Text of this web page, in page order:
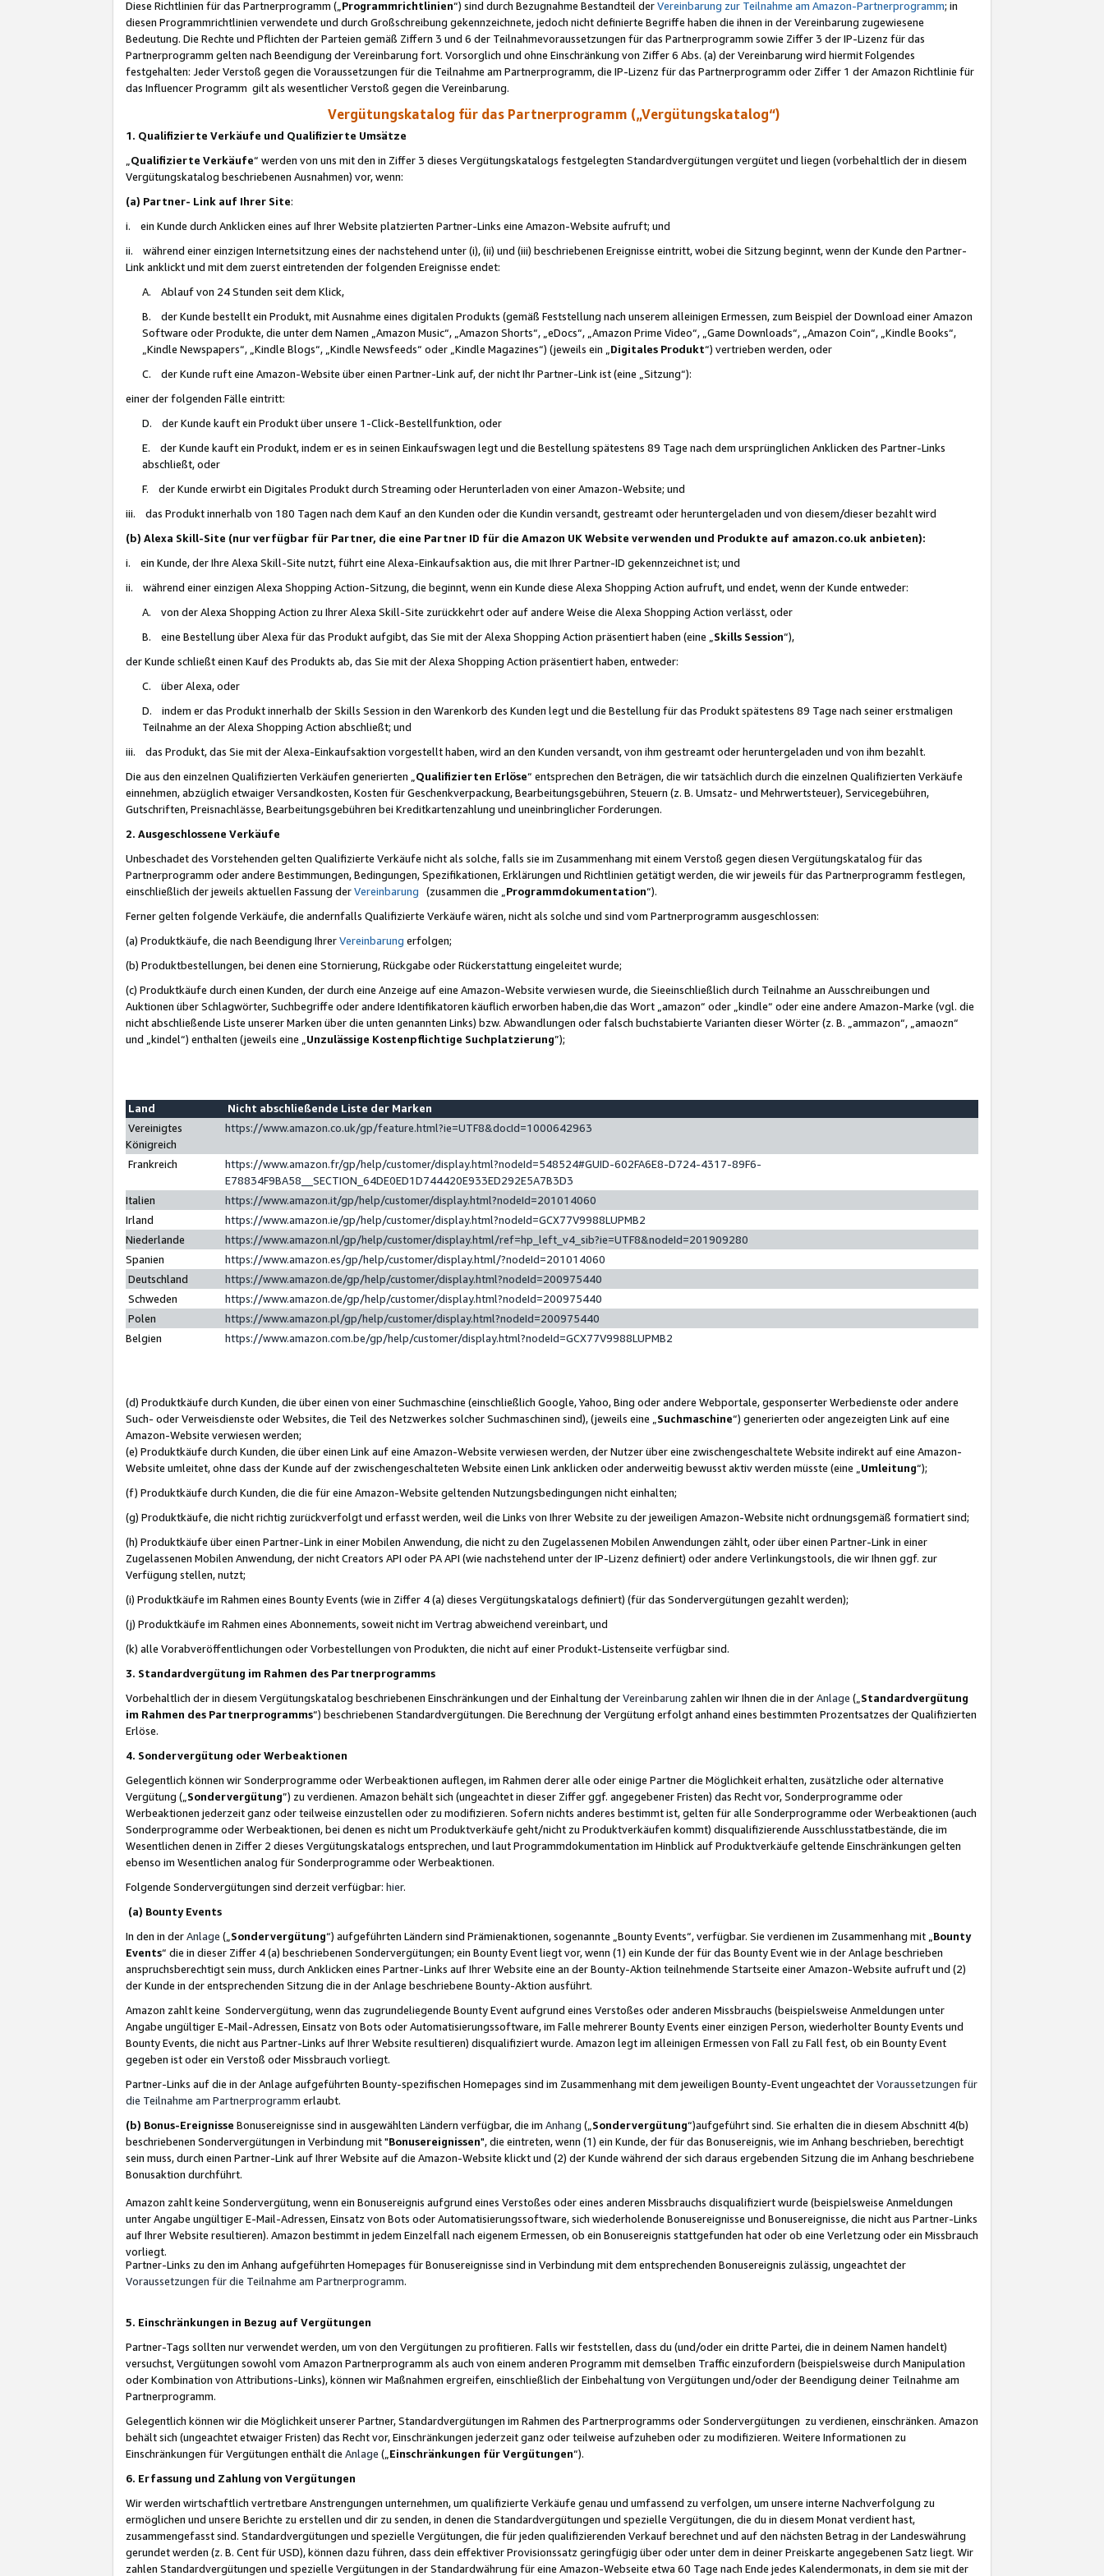
Diese Richtlinien für das Partnerprogramm („Programmrichtlinien“) sind durch Bezugnahme Bestandteil derVereinbarung zur Teilnahme am Amazon-Partnerprogramm; in
diesen Programmrichtlinien verwendete und durch Großschreibung gekennzeichnete, jedoch nicht definierte Begriffe haben die ihnen in der Vereinbarung zugewiesene
Bedeutung. Die Rechte und Pflichten der Parteien gemäß Ziffern 3 und 6 der Teilnahmevoraussetzungen für das Partnerprogramm sowie Ziffer 3 der IP-Lizenz für das
Partnerprogramm gelten nach Beendigung der Vereinbarung fort. Vorsorglich und ohne Einschränkung von Ziffer 6 Abs. (a) der Vereinbarung wird hiermit Folgendes
festgehalten: Jeder Verstoß gegen die Voraussetzungen für die Teilnahme am Partnerprogramm, die IP-Lizenz für das Partnerprogramm oder Ziffer 1 der Amazon Richtlinie für
das Influencer Programm gilt als wesentlicher Verstoß gegen die Vereinbarung.
Vergütungskatalog für das Partnerprogramm („Vergütungskatalog“)
1. Qualifizierte Verkäufe und Qualifizierte Umsätze
Qualifizierte Verkäufe“ werden von uns mit den in Ziffer 3 dieses Vergütungskatalogs festgelegten Standardvergütungen vergütet und liegen (vorbehaltlich der in diesem
Vergütungskatalog beschriebenen Ausnahmen) vor, wenn:
(a) Partner- Link auf Ihrer Site:
i. ein Kunde durch Anklicken eines auf Ihrer Website platzierten Partner-Links eine Amazon-Website aufruft; und
ii. während einer einzigen Internetsitzung eines der nachstehend unter (i), (ii) und (iii) beschriebenen Ereignisse eintritt, wobei die Sitzung beginnt, wenn der Kunde den Partner-
Link anklickt und mit dem zuerst eintretenden der folgenden Ereignisse endet:
A. Ablauf von 24 Stunden seit dem Klick,
B. der Kunde bestellt ein Produkt, mit Ausnahme eines digitalen Produkts (gemäß Feststellung nach unserem alleinigen Ermessen, zum Beispiel der Download einer Amazon
Software oder Produkte, die unter dem Namen „Amazon Music“, „Amazon Shorts“, „eDocs“, „Amazon Prime Video“, „Game Downloads“, „Amazon Coin“, „Kindle Books“,
„Kindle Newspapers“, „Kindle Blogs“, „Kindle Newsfeeds“ oder „Kindle Magazines“) (jeweils ein „ Digitales Produkt“) vertrieben werden, oder
C. der Kunde ruft eine Amazon-Website über einen Partner-Link auf, der nicht Ihr Partner-Link ist (eine „Sitzung“):
einer der folgenden Fälle eintritt:
D. der Kunde kauft ein Produkt über unsere 1-Click-Bestellfunktion, oder
E. der Kunde kauft ein Produkt, indem er es in seinen Einkaufswagen legt und die Bestellung spätestens 89 Tage nach dem ursprünglichen Anklicken des Partner-Links
abschließt, oder
F. der Kunde erwirbt ein Digitales Produkt durch Streaming oder Herunterladen von einer Amazon-Website; und
iii. das Produkt innerhalb von 180 Tagen nach dem Kauf an den Kunden oder die Kundin versandt, gestreamt oder heruntergeladen und von diesem/dieser bezahlt wird
(b) Alexa Skill-Site (nur verfügbar für Partner, die eine Partner ID für die Amazon UK Website verwenden und Produkte auf amazon.co.uk anbieten):
i. ein Kunde, der Ihre Alexa Skill-Site nutzt, führt eine Alexa-Einkaufsaktion aus, die mit Ihrer Partner-ID gekennzeichnet ist; und
ii. während einer einzigen Alexa Shopping Action-Sitzung, die beginnt, wenn ein Kunde diese Alexa Shopping Action aufruft, und endet, wenn der Kunde entweder:
A. von der Alexa Shopping Action zu Ihrer Alexa Skill-Site zurückkehrt oder auf andere Weise die Alexa Shopping Action verlässt, oder
B. eine Bestellung über Alexa für das Produkt aufgibt, das Sie mit der Alexa Shopping Action präsentiert haben (eine „ Skills Session“),
der Kunde schließt einen Kauf des Produkts ab, das Sie mit der Alexa Shopping Action präsentiert haben, entweder:
C. über Alexa, oder
D. indem er das Produkt innerhalb der Skills Session in den Warenkorb des Kunden legt und die Bestellung für das Produkt spätestens 89 Tage nach seiner erstmaligen
Teilnahme an der Alexa Shopping Action abschließt; und
iii. das Produkt, das Sie mit der Alexa-Einkaufsaktion vorgestellt haben, wird an den Kunden versandt, von ihm gestreamt oder heruntergeladen und von ihm bezahlt.
Die aus den einzelnen Qualifizierten Verkäufen generierten „ Qualifizierten Erlöse“ entsprechen den Beträgen, die wir tatsächlich durch die einzelnen Qualifizierten Verkäufe
einnehmen, abzüglich etwaiger Versandkosten, Kosten für Geschenkverpackung, Bearbeitungsgebühren, Steuern (z. B. Umsatz- und Mehrwertsteuer), Servicegebühren,
Gutschriften, Preisnachlässe, Bearbeitungsgebühren bei Kreditkartenzahlung und uneinbringlicher Forderungen.
2. Ausgeschlossene Verkäufe
Unbeschadet des Vorstehenden gelten Qualifizierte Verkäufe nicht als solche, falls sie im Zusammenhang mit einem Verstoß gegen diesen Vergütungskatalog für das
Partnerprogramm oder andere Bestimmungen, Bedingungen, Spezifikationen, Erklärungen und Richtlinien getätigt werden, die wir jeweils für das Partnerprogramm festlegen,
einschließlich der jeweils aktuellen Fassung derVereinbarung (zusammen die „ Programmdokumentation“).
Ferner gelten folgende Verkäufe, die andernfalls Qualifizierte Verkäufe wären, nicht als solche und sind vom Partnerprogramm ausgeschlossen:
(a) Produktkäufe, die nach Beendigung IhrerVereinbarung erfolgen;
(b) Produktbestellungen, bei denen eine Stornierung, Rückgabe oder Rückerstattung eingeleitet wurde;
(c) Produktkäufe durch einen Kunden, der durch eine Anzeige auf eine Amazon-Website verwiesen wurde, die Sieeinschließlich durch Teilnahme an Ausschreibungen und
Auktionen über Schlagwörter, Suchbegriffe oder andere Identifikatoren käuflich erworben haben,die das Wort „amazon“ oder „kindle“ oder eine andere Amazon-Marke (vgl. die
nicht abschließende Liste unserer Marken über die unten genannten Links) bzw. Abwandlungen oder falsch buchstabierte Varianten dieser Wörter (z. B. „ammazon“, „amaozn“
und „kindel“) enthalten (jeweils eine „ Unzulässige Kostenpflichtige Suchplatzierung”);
Land
Nicht abschließende Liste der Marken
Vereinigtes
Königreich
https://www.amazon.co.uk/gp/feature.html?ie=UTF8&docId=1000642963
Frankreich
https://www.amazon.fr/gp/help/customer/display.html?nodeId=548524#GUID-602FA6E8-D724-4317-89F6-
E78834F9BA58__SECTION_64DE0ED1D744420E933ED292E5A7B3D3
Italien
https://www.amazon.it/gp/help/customer/display.html?nodeId=201014060
Irland
https://www.amazon.ie/gp/help/customer/display.html?nodeId=GCX77V9988LUPMB2
Niederlande
https://www.amazon.nl/gp/help/customer/display.html/ref=hp_left_v4_sib?ie=UTF8&nodeId=201909280
Spanien
https://www.amazon.es/gp/help/customer/display.html/?nodeId=201014060
Deutschland
https://www.amazon.de/gp/help/customer/display.html?nodeId=200975440
Schweden
https://www.amazon.de/gp/help/customer/display.html?nodeId=200975440
Polen
https://www.amazon.pl/gp/help/customer/display.html?nodeId=200975440
Belgien
https://www.amazon.com.be/gp/help/customer/display.html?nodeId=GCX77V9988LUPMB2
(d) Produktkäufe durch Kunden, die über einen von einer Suchmaschine (einschließlich Google, Yahoo, Bing oder andere Webportale, gesponserter Werbedienste oder andere
Such- oder Verweisdienste oder Websites, die Teil des Netzwerkes solcher Suchmaschinen sind), (jeweils eine „ Suchmaschine“) generierten oder angezeigten Link auf eine
Amazon-Website verwiesen werden;
(e) Produktkäufe durch Kunden, die über einen Link auf eine Amazon-Website verwiesen werden, der Nutzer über eine zwischengeschaltete Website indirekt auf eine Amazon-
Website umleitet, ohne dass der Kunde auf der zwischengeschalteten Website einen Link anklicken oder anderweitig bewusst aktiv werden müsste (eine „ Umleitung“);
(f) Produktkäufe durch Kunden, die die für eine Amazon-Website geltenden Nutzungsbedingungen nicht einhalten;
(g) Produktkäufe, die nicht richtig zurückverfolgt und erfasst werden, weil die Links von Ihrer Website zu der jeweiligen Amazon-Website nicht ordnungsgemäß formatiert sind;
(h) Produktkäufe über einen Partner-Link in einer Mobilen Anwendung, die nicht zu den Zugelassenen Mobilen Anwendungen zählt, oder über einen Partner-Link in einer
Zugelassenen Mobilen Anwendung, der nicht Creators API oder PA API (wie nachstehend unter der IP-Lizenz definiert) oder andere Verlinkungstools, die wir Ihnen ggf. zur
Verfügung stellen, nutzt;
(i) Produktkäufe im Rahmen eines Bounty Events (wie in Ziffer 4 (a) dieses Vergütungskatalogs definiert) (für das Sondervergütungen gezahlt werden);
(j) Produktkäufe im Rahmen eines Abonnements, soweit nicht im Vertrag abweichend vereinbart, und
(k) alle Vorabveröffentlichungen oder Vorbestellungen von Produkten, die nicht auf einer Produkt-Listenseite verfügbar sind.
3. Standardvergütung im Rahmen des Partnerprogramms
Vorbehaltlich der in diesem Vergütungskatalog beschriebenen Einschränkungen und der Einhaltung derVereinbarung zahlen wir Ihnen die in derAnlage („ Standardvergütung
im Rahmen des Partnerprogramms“) beschriebenen Standardvergütungen. Die Berechnung der Vergütung erfolgt anhand eines bestimmten Prozentsatzes der Qualifizierten
Erlöse.
4. Sondervergütung oder Werbeaktionen
Gelegentlich können wir Sonderprogramme oder Werbeaktionen auflegen, im Rahmen derer alle oder einige Partner die Möglichkeit erhalten, zusätzliche oder alternative
Vergütung („ Sondervergütung”) zu verdienen. Amazon behält sich (ungeachtet in dieser Ziffer ggf. angegebener Fristen) das Recht vor, Sonderprogramme oder
Werbeaktionen jederzeit ganz oder teilweise einzustellen oder zu modifizieren. Sofern nichts anderes bestimmt ist, gelten für alle Sonderprogramme oder Werbeaktionen (auch
Sonderprogramme oder Werbeaktionen, bei denen es nicht um Produktverkäufe geht/nicht zu Produktverkäufen kommt) disqualifizierende Ausschlusstatbestände, die im
Wesentlichen denen in Ziffer 2 dieses Vergütungskatalogs entsprechen, und laut Programmdokumentation im Hinblick auf Produktverkäufe geltende Einschränkungen gelten
ebenso im Wesentlichen analog für Sonderprogramme oder Werbeaktionen.
Folgende Sondervergütungen sind derzeit verfügbar: hier.
(a) Bounty Events
In den in derAnlage („ Sondervergütung“) aufgeführten Ländern sind Prämienaktionen, sogenannte „Bounty Events“, verfügbar. Sie verdienen im Zusammenhang mit „ Bounty
Events“ die in dieser Ziffer 4 (a) beschriebenen Sondervergütungen; ein Bounty Event liegt vor, wenn (1) ein Kunde der für das Bounty Event wie in der Anlage beschrieben
anspruchsberechtigt sein muss, durch Anklicken eines Partner-Links auf Ihrer Website eine an der Bounty-Aktion teilnehmende Startseite einer Amazon-Website aufruft und (2)
der Kunde in der entsprechenden Sitzung die in der Anlage beschriebene Bounty-Aktion ausführt.
Amazon zahlt keine Sondervergütung, wenn das zugrundeliegende Bounty Event aufgrund eines Verstoßes oder anderen Missbrauchs (beispielsweise Anmeldungen unter
Angabe ungültiger E-Mail-Adressen, Einsatz von Bots oder Automatisierungssoftware, im Falle mehrerer Bounty Events einer einzigen Person, wiederholter Bounty Events und
Bounty Events, die nicht aus Partner-Links auf Ihrer Website resultieren) disqualifiziert wurde. Amazon legt im alleinigen Ermessen von Fall zu Fall fest, ob ein Bounty Event
gegeben ist oder ein Verstoß oder Missbrauch vorliegt.
Partner-Links auf die in der Anlage aufgeführten Bounty-spezifischen Homepages sind im Zusammenhang mit dem jeweiligen Bounty-Event ungeachtet derVoraussetzungen für
die Teilnahme am Partnerprogramm erlaubt.
(b) Bonus-Ereignisse Bonusereignisse sind in ausgewählten Ländern verfügbar, die im Anhang („ Sondervergütung“)aufgeführt sind. Sie erhalten die in diesem Abschnitt 4(b)
beschriebenen Sondervergütungen in Verbindung mit "Bonusereignissen", die eintreten, wenn (1) ein Kunde, der für das Bonusereignis, wie im Anhang beschrieben, berechtigt
sein muss, durch einen Partner-Link auf Ihrer Website auf die Amazon-Website klickt und (2) der Kunde während der sich daraus ergebenden Sitzung die im Anhang beschriebene
Bonusaktion durchführt.
Amazon zahlt keine Sondervergütung, wenn ein Bonusereignis aufgrund eines Verstoßes oder eines anderen Missbrauchs disqualifiziert wurde (beispielsweise Anmeldungen
unter Angabe ungültiger E-Mail-Adressen, Einsatz von Bots oder Automatisierungssoftware, sich wiederholende Bonusereignisse und Bonusereignisse, die nicht aus Partner-Links
auf Ihrer Website resultieren). Amazon bestimmt in jedem Einzelfall nach eigenem Ermessen, ob ein Bonusereignis stattgefunden hat oder ob eine Verletzung oder ein Missbrauch
vorliegt.
Partner-Links zu den im Anhang aufgeführten Homepages für Bonusereignisse sind in Verbindung mit dem entsprechenden Bonusereignis zulässig, ungeachtet der
Voraussetzungen für die Teilnahme am Partnerprogramm.
5. Einschränkungen in Bezug auf Vergütungen
Partner-Tags sollten nur verwendet werden, um von den Vergütungen zu profitieren. Falls wir feststellen, dass du (und/oder ein dritte Partei, die in deinem Namen handelt)
versuchst, Vergütungen sowohl vom Amazon Partnerprogramm als auch von einem anderen Programm mit demselben Traffic einzufordern (beispielsweise durch Manipulation
oder Kombination von Attributions-Links), können wir Maßnahmen ergreifen, einschließlich der Einbehaltung von Vergütungen und/oder der Beendigung deiner Teilnahme am
Partnerprogramm.
Gelegentlich können wir die Möglichkeit unserer Partner, Standardvergütungen im Rahmen des Partnerprogramms oder Sondervergütungen zu verdienen, einschränken. Amazon
behält sich (ungeachtet etwaiger Fristen) das Recht vor, Einschränkungen jederzeit ganz oder teilweise aufzuheben oder zu modifizieren. Weitere Informationen zu
Einschränkungen für Vergütungen enthält die Anlage („ Einschränkungen für Vergütungen“).
6. Erfassung und Zahlung von Vergütungen
Wir werden wirtschaftlich vertretbare Anstrengungen unternehmen, um qualifizierte Verkäufe genau und umfassend zu verfolgen, um unsere interne Nachverfolgung zu
ermöglichen und unsere Berichte zu erstellen und dir zu senden, in denen die Standardvergütungen und spezielle Vergütungen, die du in diesem Monat verdient hast,
zusammengefasst sind. Standardvergütungen und spezielle Vergütungen, die für jeden qualifizierenden Verkauf berechnet und auf den nächsten Betrag in der Landeswährung
gerundet werden (z. B. Cent für USD), können dazu führen, dass dein effektiver Provisionssatz geringfügig über oder unter dem in deiner Preiskarte angegebenen Satz liegt. Wir
zahlen Standardvergütungen und spezielle Vergütungen in der Standardwährung für eine Amazon-Webseite etwa 60 Tage nach Ende jedes Kalendermonats, in dem sie mit der